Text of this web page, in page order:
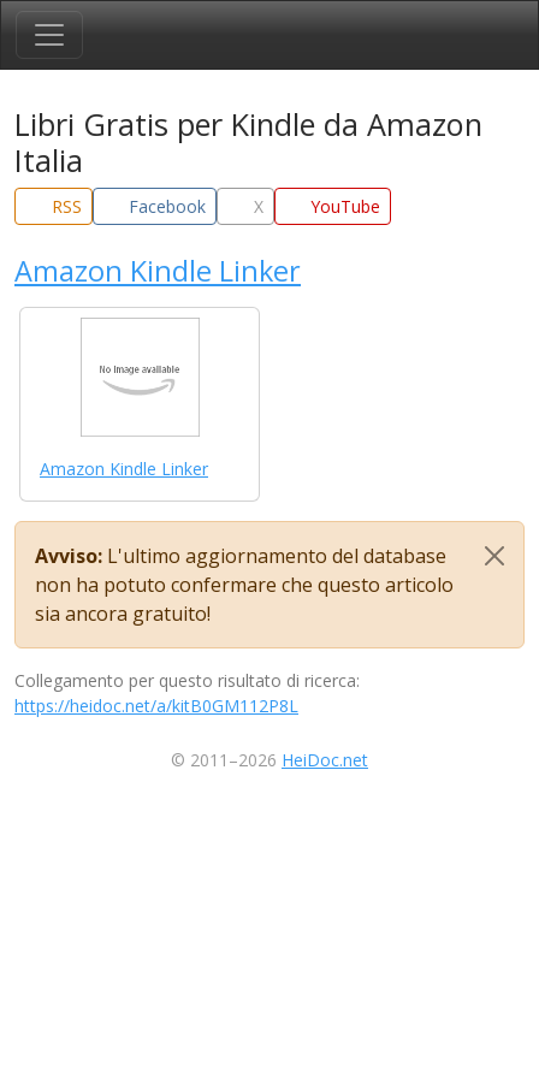
Libri Gratis per Kindle da Amazon
Italia
RSS Facebook X YouTube
Amazon Kindle Linker
Amazon Kindle Linker
Avviso: L'ultimo aggiornamento del database
non ha potuto confermare che questo articolo
sia ancora gratuito!
Collegamento per questo risultato di ricerca:
https://heidoc.net/a/kitB0GM112P8L
© 2011–2026 HeiDoc.net